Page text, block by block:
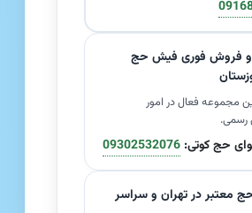
و فروش فوری فیش حج
مجموعه فعال در امور
رسمی.
حج کوتی: 09302532076
معتبر در تهران و سراسر